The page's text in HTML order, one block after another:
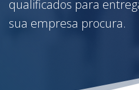
qualificados para
sua empresa procura.